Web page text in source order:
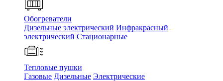
Обогреватели
Дизельные электрический Инфракрасный
электрический Стационарные
Тепловые пушки
Газовые Дизельные Электрические